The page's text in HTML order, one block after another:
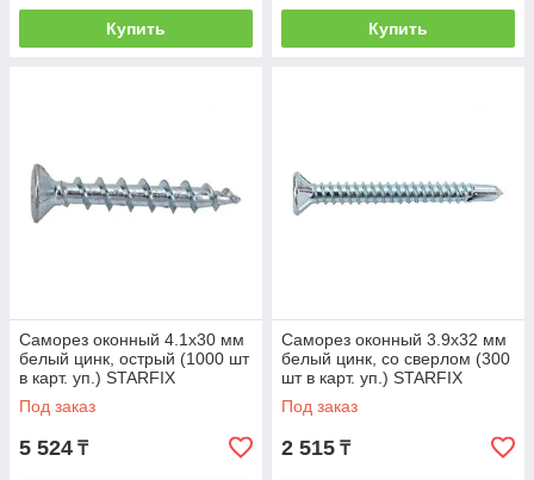
Купить Купить
Саморез оконный 4.1х30 мм
белый цинк, острый (1000 шт
в карт. уп.) STARFIX
(STARFIX) (SMC3-39918-
1000)
Под заказ
5 524 ₸
Саморез оконный 3.9х32 мм
белый цинк, со сверлом (300
шт в карт. уп.) STARFIX
(STARFIX) (SMC1-80895-300)
Под заказ
2 515 ₸